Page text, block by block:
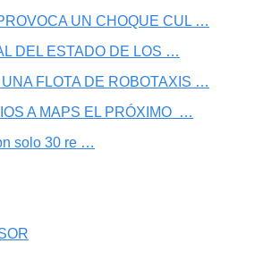
UN CHOQUE CUL …
DEL ESTADO DE LOS …
FLOTA DE ROBOTAXIS …
A MAPS EL PRÓXIMO  …
solo 30 re …